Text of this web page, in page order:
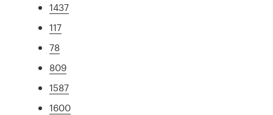
1437
117
78
809
1587
1600